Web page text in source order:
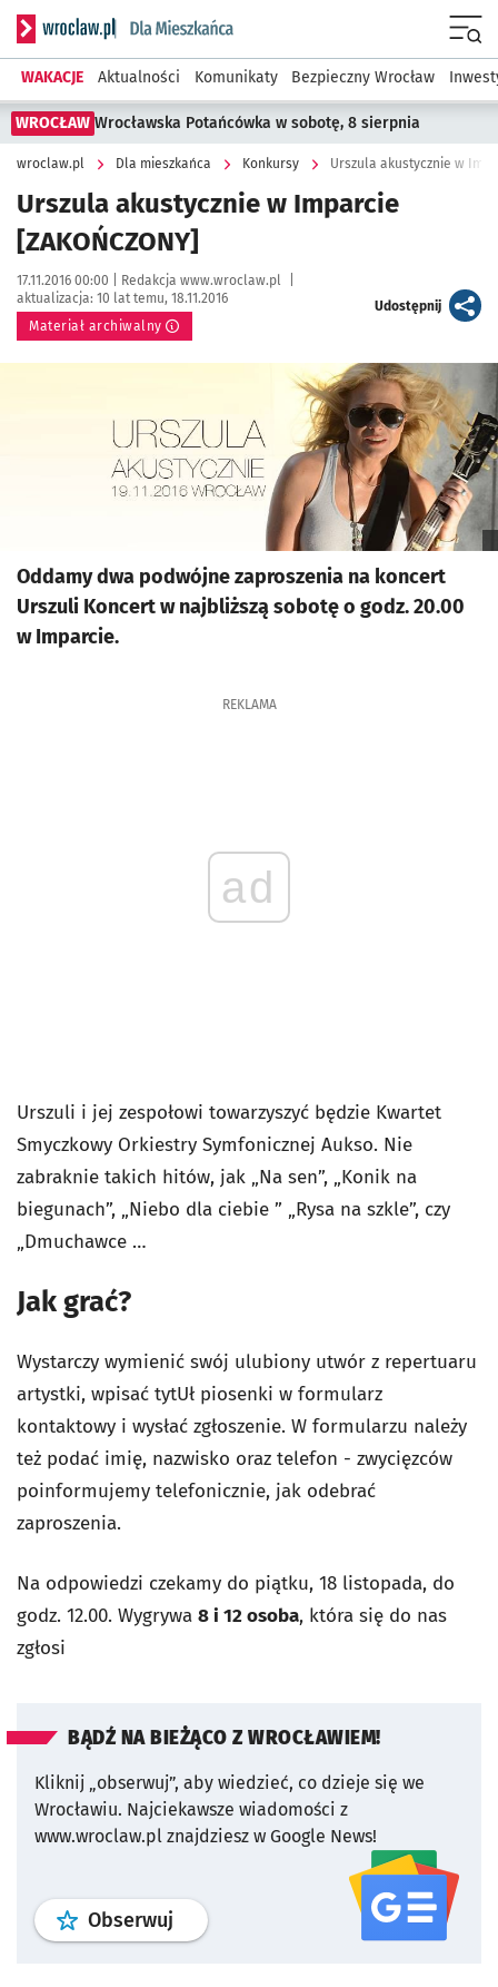
Serwis informacyjny wroclaw.pl podserwis: Dla mieszkańca
WAKACJE Aktualności Komunikaty Bezpieczny Wrocław
WROCŁAW Wrocławska Potańcówka w sobotę, 8 sierpnia
wroclaw.pl Dla mieszkańca Konkursy Urszula akustycznie w
Urszula akustycznie w Imparcie
[ZAKOŃCZONY]
Data publikacji:
17.11.2016 00:00 | Autor:
Redakcja www.wroclaw.pl
aktualizacja: 10 lat temu, 18.11.2016
Materiał archiwalny
Udostępnijartykuł
Oddamy dwa podwójne zaproszenia na koncert
Urszuli Koncert w najbliższą sobotę o godz. 20.00
w Imparcie.
REKLAMA
ad
Urszuli i jej zespołowi towarzyszyć będzie Kwartet
Smyczkowy Orkiestry Symfonicznej Aukso. Nie
zabraknie takich hitów, jak „Na sen”, „Konik na
biegunach”, „Niebo dla ciebie ” „Rysa na szkle”, czy
„Dmuchawce …
Jak grać?
Wystarczy wymienić swój ulubiony utwór z repertuaru
artystki, wpisać tytUł piosenki w formularz
kontaktowy i wysłać zgłoszenie. W formularzu należy
też podać imię, nazwisko oraz telefon - zwycięzców
poinformujemy telefonicznie, jak odebrać
zaproszenia.
Na odpowiedzi czekamy do piątku, 18 listopada, do
godz. 12.00. Wygrywa 8 i 12 osoba, która się do nas
zgłosi
BĄDŹ NA BIEŻĄCO Z WROCŁAWIEM!
Kliknij „obserwuj”, aby wiedzieć, co dzieje się we
Wrocławiu. Najciekawsze wiadomości z
www.wroclaw.pl znajdziesz w Google News!
Obserwuj profil serwisu